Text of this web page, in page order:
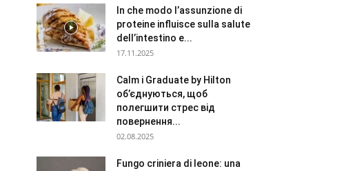
In che modo l’assunzione di
proteine influisce sulla salute
dell’intestino e...
17.11.2025
Calm і Graduate by Hilton
об’єднуються, щоб
полегшити стрес від
повернення...
02.08.2025
Fungo criniera di leone: una